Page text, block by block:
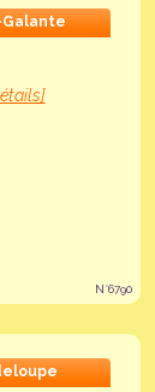
N°6790